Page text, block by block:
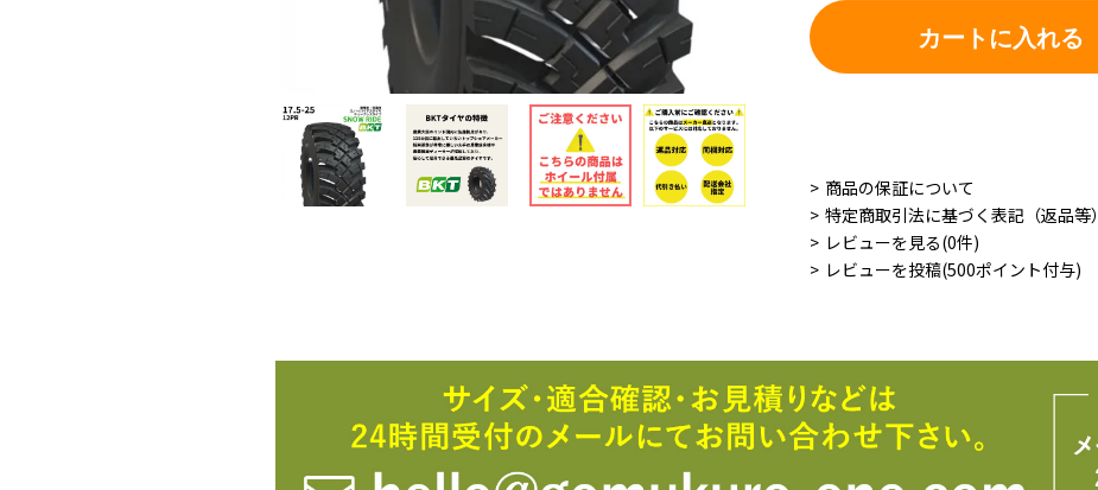
カートに入れる
商品の保証について
特定商取引法に基づく表記（返品等）
レビューを見る(0件)
レビューを投稿(500ポイント付与)